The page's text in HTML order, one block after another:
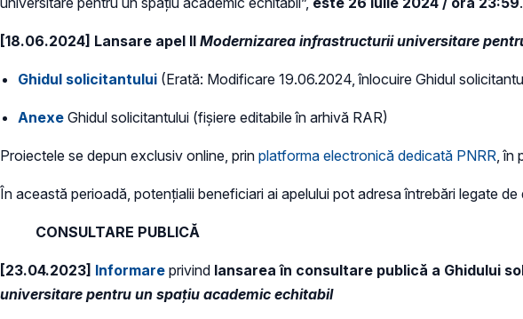
[18.06.2024] Lansare apel II Modernizarea infrastructurii universitare
Ghidul solicitantului (Erată: Modificare 19.06.2024, înlocuire Ghidul
Anexe Ghidul solicitantului (fișiere editabile în arhivă RAR)
Proiectele se depun exclusiv online, prin platforma electronică dedicată PNRR, în
În această perioadă, potențialii beneficiari ai apelului pot adresa întrebări legate
CONSULTARE PUBLICĂ
[23.04.2023] Informare privind lansarea în consultare publică a Ghidului
universitare pentru un spațiu academic echitabil